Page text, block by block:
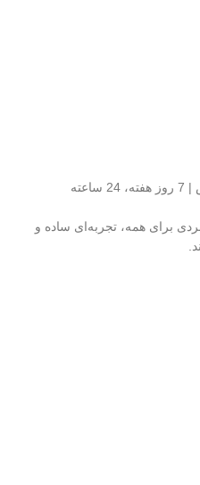
برای همه، تجربه‌ای ساده و